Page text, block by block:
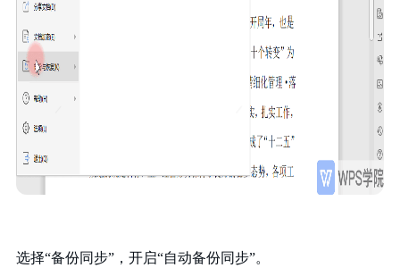
选择“备份同步”，开启“自动备份同步”。